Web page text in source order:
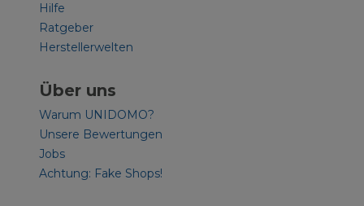
Hilfe
Ratgeber
Herstellerwelten
Über uns
Warum UNIDOMO?
Unsere Bewertungen
Jobs
Achtung: Fake Shops!